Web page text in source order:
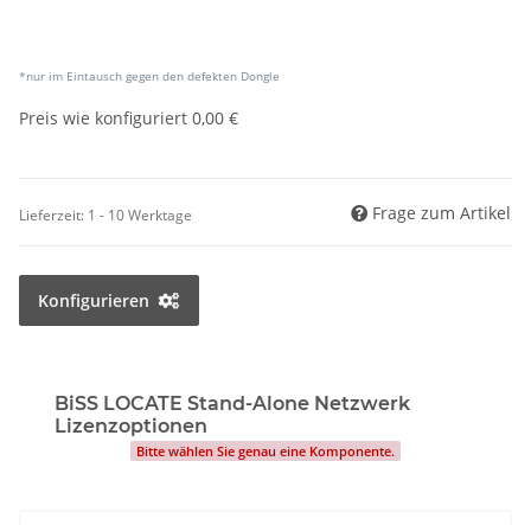
*nur im Eintausch gegen den defekten Dongle
Preis wie konfiguriert 0,00 €
Lieferzeit: 1 - 10 Werktage Frage zum Artikel
Konfigurieren
BiSS LOCATE Stand-Alone Netzwerk
Lizenzoptionen
Bitte wählen Sie genau eine Komponente.